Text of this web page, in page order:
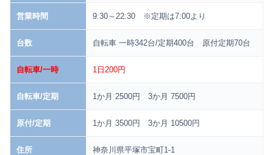
営業時間 9:30～22:30 ※定期は7:00より
台数 自転車 一時342台/定期400台 原付定期70台
自転車/一時 1日200円
自転車/定期 1か月 2500円 3か月 7500円
原付/定期 1か月 3500円 3か月 10500円
住所 神奈川県平塚市宝町1-1